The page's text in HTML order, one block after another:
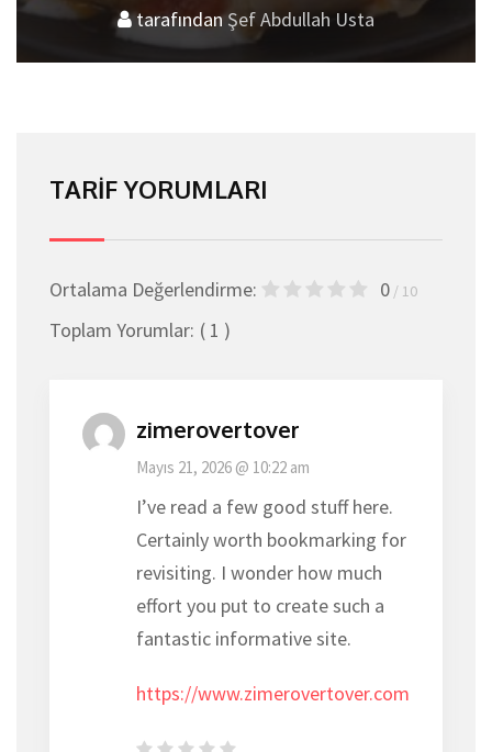
Lezzet
tarafındanŞef Abdullah Usta
TARIF YORUMLARI
Ortalama Değerlendirme: 0 / 10
Toplam Yorumlar: ( 1 )
zimerovertover
Mayıs 21, 2026 @ 10:22 am
I’ve read a few good stuff here.
Certainly worth bookmarking for
revisiting. I wonder how much
effort you put to create such a
fantastic informative site.
https://www.zimerovertover.com